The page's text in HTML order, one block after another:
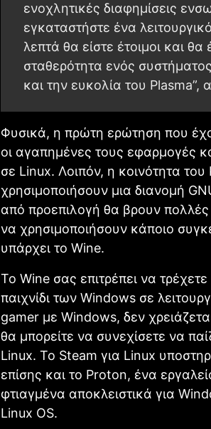
ενοχλητικές διαφημίσεις
εγκαταστήστε ένα
λεπτά θα είστε έτοιμοι και
σταθερότητα ενός
και την ευκολία του Plasma”,
Φυσικά, η πρώτη ερώτηση που
οι αγαπημένες τους εφαρμογές
σε Linux. Λοιπόν, η κοινότητα
χρησιμοποιήσουν μια διανομή
από προεπιλογή θα βρουν
να χρησιμοποιήσουν κάποιο
υπάρχει το Wine.
Το Wine σας επιτρέπει να
παιχνίδι των Windows σε
gamer με Windows, δεν
θα μπορείτε να συνεχίσετε να
Linux. Το Steam για Linux
επίσης και το Proton, ένα
φτιαγμένα αποκλειστικά για
Linux OS.